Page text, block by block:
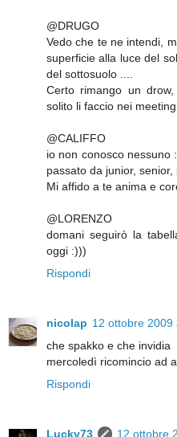
@DRUGO
Vedo che te ne intendi,
superficie alla luce del
del sottosuolo ....
Certo rimango un
solito li faccio nei
@CALIFFO
io non conosco nessuno
passato da junior, senior,
Mi affido a te anima e
@LORENZO
domani seguirò la
oggi :)))
Rispondi
nicolap 12 ottobre 2009
che spakko e che invidia
mercoledì ricomincio ad
Rispondi
Lucky73
12 ottobre